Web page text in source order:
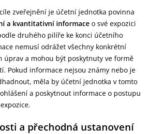
zveřejnění je účetní jednotka povinna
a kvantitativní informace o své expozici
druhého pilíře ke konci účetního
nemusí odrážet všechny konkrétní
úprav a mohou být poskytnuty ve formě
Pokud informace nejsou známy nebo je
měla by účetní jednotka v tomto
a poskytnout informace o postupu
a přechodná ustanovení